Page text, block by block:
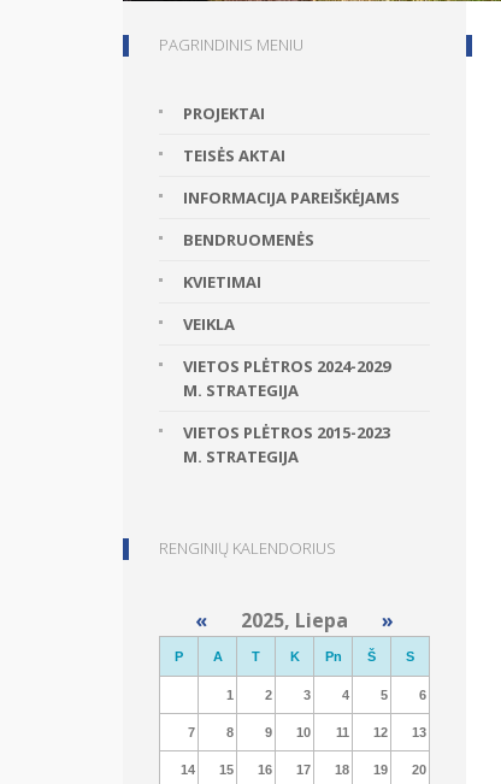
PAGRINDINIS MENIU
PROJEKTAI
TEISĖS AKTAI
INFORMACIJA PAREIŠKĖJAMS
BENDRUOMENĖS
KVIETIMAI
VEIKLA
VIETOS PLĖTROS 2024-2029
M. STRATEGIJA
VIETOS PLĖTROS 2015-2023
M. STRATEGIJA
RENGINIŲ KALENDORIUS
« 2025, Liepa »
P A T K Pn Š S
1 2 3 4 5 6
7 8 9 10 11 12 13
14 15 16 17 18 19 20